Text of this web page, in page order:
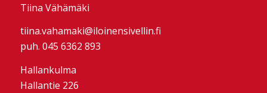
Tiina Vähämäki
tiina.vahamaki@iloinensivellin.fi
puh. 045 6362 893
Hallankulma
Hallantie 226